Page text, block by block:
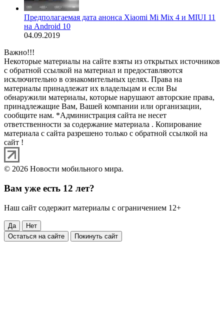
Предполагаемая дата анонса Xiaomi Mi Mix 4 и MIUI 11
на Android 10
04.09.2019
Важно!!!
Некоторые материалы на сайте взяты из открытых источников
с обратной ссылкой на материал и предоставляются
исключительно в ознакомительных целях. Права на
материалы принадлежат их владельцам и если Вы
обнаружили материалы, которые нарушают авторские права,
принадлежащие Вам, Вашей компании или организации,
сообщите нам. *Администрация сайта не несет
ответственности за содержание материала . Копирование
материала с сайта разрешено только с обратной ссылкой на
сайт !
© 2026 Новости мобильного мира.
Вам уже есть 12 лет?
Наш сайт содержит материалы с ограничением 12+
Да
Нет
Остаться на сайте
Покинуть сайт